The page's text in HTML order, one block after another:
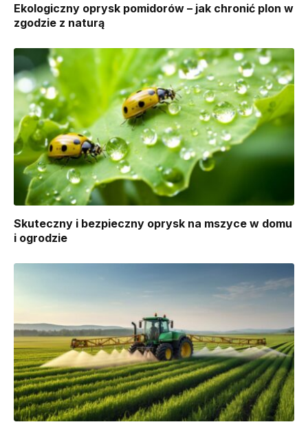
Ekologiczny oprysk pomidorów – jak chronić plon w
zgodzie z naturą
Skuteczny i bezpieczny oprysk na mszyce w domu
i ogrodzie